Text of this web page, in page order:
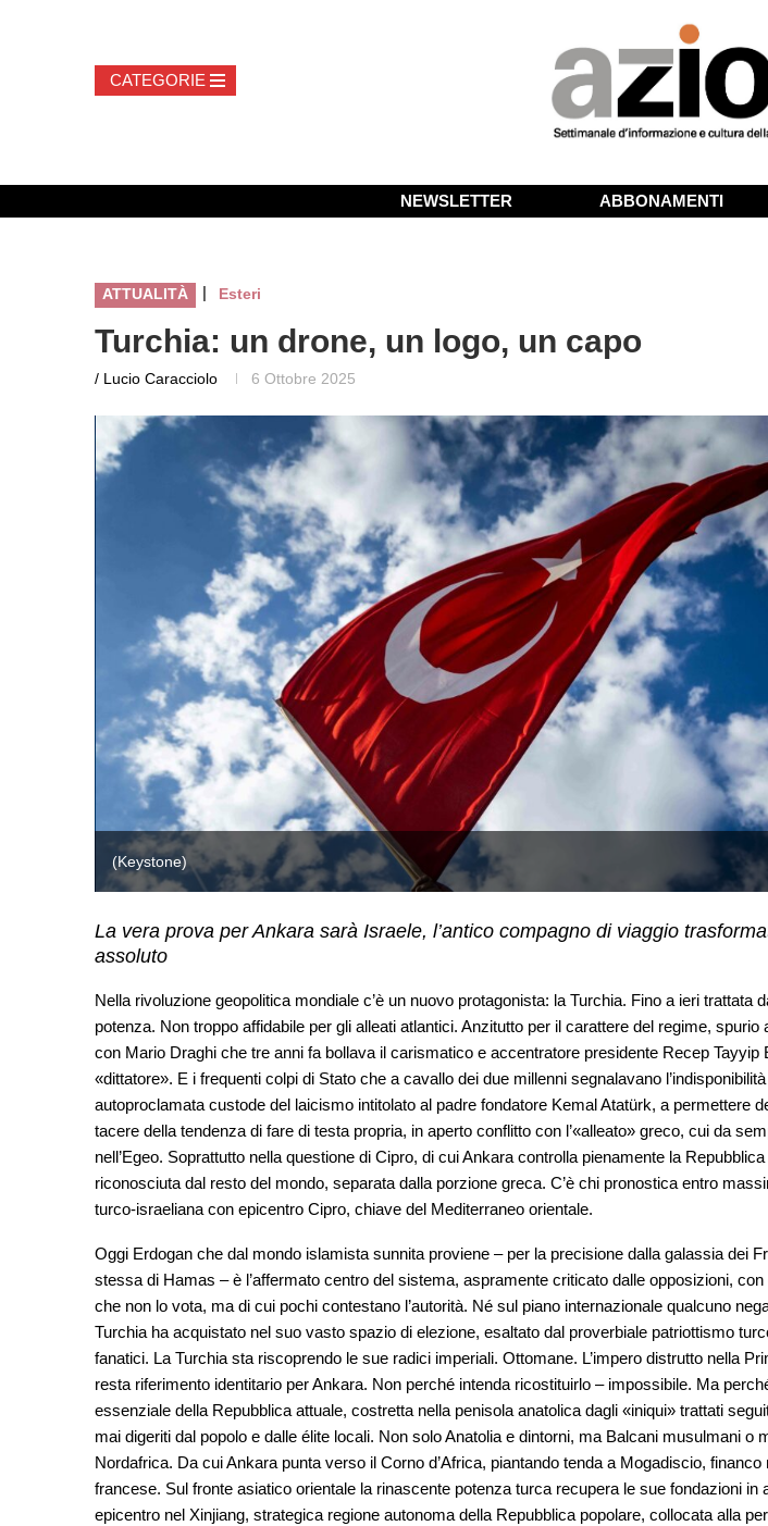
NEWSLETTER ABBONAMENTI
ATTUALITÀ | Esteri
Turchia: un drone, un logo, un capo
/ Lucio Caracciolo 6 Ottobre 2025
(Keystone)
La vera prova per Ankara sarà Israele, l’antico compagno di viaggio
assoluto
Nella rivoluzione geopolitica mondiale c’è un nuovo protagonista: la Turchia. Fino a ieri trattata
potenza. Non troppo affidabile per gli alleati atlantici. Anzitutto per il carattere del regime, spurio
con Mario Draghi che tre anni fa bollava il carismatico e accentratore presidente Recep Tayyip
«dittatore». E i frequenti colpi di Stato che a cavallo dei due millenni segnalavano
autoproclamata custode del laicismo intitolato al padre fondatore Kemal Atatürk, a permettere
tacere della tendenza di fare di testa propria, in aperto conflitto con l’«alleato» greco, cui da
nell’Egeo. Soprattutto nella questione di Cipro, di cui Ankara controlla pienamente la
riconosciuta dal resto del mondo, separata dalla porzione greca. C’è chi pronostica entro
turco-israeliana con epicentro Cipro, chiave del Mediterraneo orientale.
Oggi Erdogan che dal mondo islamista sunnita proviene – per la precisione dalla galassia dei
stessa di Hamas – è l’affermato centro del sistema, aspramente criticato dalle opposizioni,
che non lo vota, ma di cui pochi contestano l’autorità. Né sul piano internazionale qualcuno
Turchia ha acquistato nel suo vasto spazio di elezione, esaltato dal proverbiale patriottismo
fanatici. La Turchia sta riscoprendo le sue radici imperiali. Ottomane. L’impero distrutto nella
resta riferimento identitario per Ankara. Non perché intenda ricostituirlo – impossibile. Ma
essenziale della Repubblica attuale, costretta nella penisola anatolica dagli «iniqui» trattati
mai digeriti dal popolo e dalle élite locali. Non solo Anatolia e dintorni, ma Balcani musulmani o
Nordafrica. Da cui Ankara punta verso il Corno d’Africa, piantando tenda a Mogadiscio, financo
francese. Sul fronte asiatico orientale la rinascente potenza turca recupera le sue fondazioni in
epicentro nel Xinjiang, strategica regione autonoma della Repubblica popolare, collocata alla